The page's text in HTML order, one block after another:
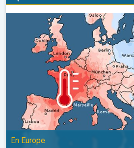
Grands contrastes météo en juillet. En
En Europe